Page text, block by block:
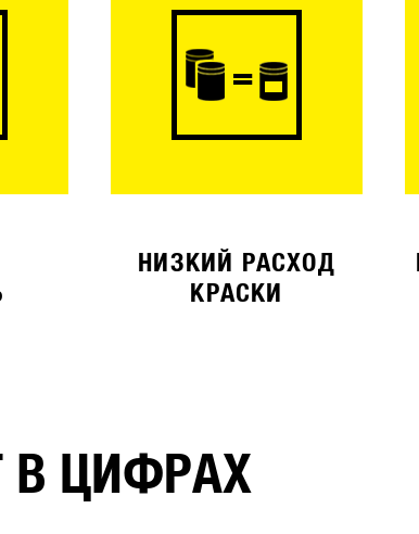
НИЗКИЙ РАСХОД
КРАСКИ
В ЦИФРАХ